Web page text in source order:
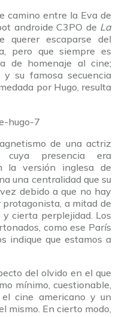
camino entre la Eva de
androide C3PO de La
querer escaparse del
pero que siempre es
de homenaje al cine;
su famosa secuencia
por Hugo, resulta
de una actriz
cuya presencia era
versión inglesa de
una centralidad que su
debido a que no hay
a mitad de
cierta perplejidad. Los
como ese París
indique que estamos a
del olvido en el que
mínimo, cuestionable,
cine americano y un
mismo. En cierto modo,